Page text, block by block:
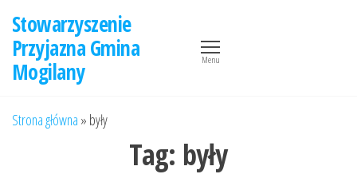
treści
Stowarzyszenie
Przyjazna Gmina
Mogilany
Menu
Strona główna » były
Tag: były